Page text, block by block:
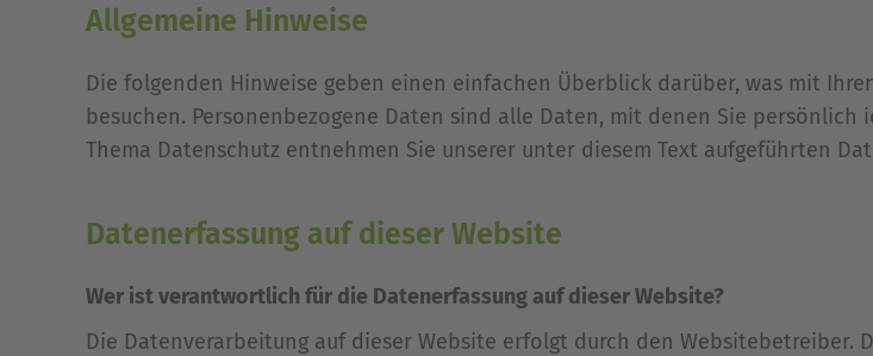
Allgemeine Hinweise
Die folgenden Hinweise geben einen einfachen Überblick darüber, was mit
besuchen. Personenbezogene Daten sind alle Daten, mit denen Sie
Thema Datenschutz entnehmen Sie unserer unter diesem Text aufgeführten
Datenerfassung auf dieser Website
Wer ist verantwortlich für die Datenerfassung auf dieser Website?
Die Datenverarbeitung auf dieser Website erfolgt durch den Websitebetreiber.